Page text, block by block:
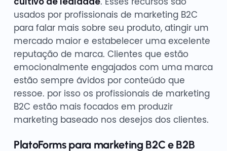
usados por profissionais de marketing B2C
para falar mais sobre seu produto, atingir um
mercado maior e estabelecer uma excelente
reputação de marca. Clientes que estão
emocionalmente engajados com uma marca
estão sempre ávidos por conteúdo que
ressoe. por isso os profissionais de marketing
B2C estão mais focados em produzir
marketing baseado nos desejos dos clientes.
PlatoForms para marketing B2C e B2B